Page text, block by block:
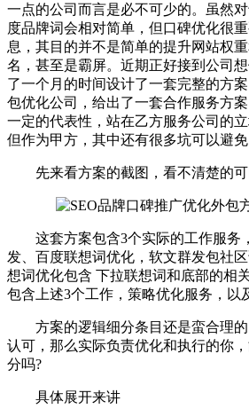
一点的公司而言是必不可少的。虽然
度品牌词会相对简单，但口碑优化很
息，其目的并不是简单的提升网站权
名，甚至是霸屏。近期正好接到公司
了一个月的时间设计了一套完整的方
包优化公司，给出了一套合作服务方
一定的代表性，站在乙方服务公司的
但作为甲方，其中还有很多坑可以避免
先来看方案的截图，看不清楚的可
这套方案包含3个实际的工作服务
发、百度联想词优化，软文群发包社
想词优化包含 下拉联想词和底部的相
包含上述3个工作，策略优化服务，以
方案的逻辑细分条目还是蛮合理的
认可，那么实际负责优化和执行的你
分吗?
具体展开来讲